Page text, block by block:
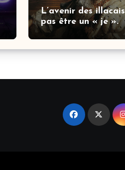
L’avenir des
pas être un « je ».